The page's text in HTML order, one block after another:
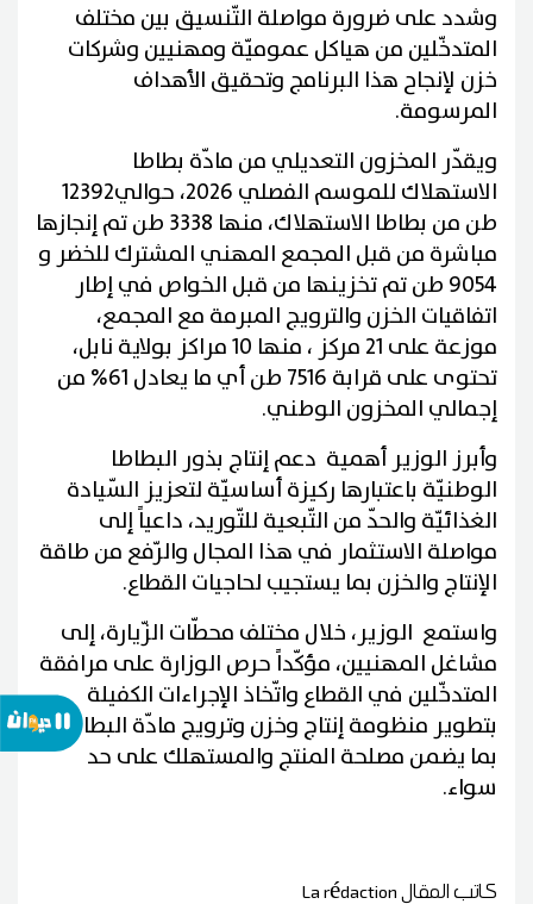
وشدد على ضرورة مواصلة التّنسيق بين مختلف
المتدخّلين من هياكل عموميّة ومهنيين وشركات
خزن لإنجاح هذا البرنامج وتحقيق الأهداف
المرسومة.
ويقدّر المخزون التعديلي من مادّة بطاطا
الاستهلاك للموسم الفصلي 2026، حوالي12392
طن من بطاطا الاستهلاك، منها 3338 طن تم إنجازها
مباشرة من قبل المجمع المهني المشترك للخضر و
9054 طن تم تخزينها من قبل الخواص في إطار
اتفاقيات الخزن والترويج المبرمة مع المجمع،
موزعة على 21 مركز ، منها 10 مراكز بولاية نابل،
تحتوى على قرابة 7516 طن أي ما يعادل 61% من
إجمالي المخزون الوطني.
وأبرز الوزير أهمية دعم إنتاج بذور البطاطا
الوطنيّة باعتبارها ركيزة أساسيّة لتعزيز السّيادة
الغذائيّة والحدّ من التّبعية للتّوريد، داعياً إلى
مواصلة الاستثمار في هذا المجال والرّفع من طاقة
الإنتاج والخزن بما يستجيب لحاجيات القطاع.
واستمع الوزير، خلال مختلف محطّات الزّيارة، إلى
مشاغل المهنيين، مؤكّداً حرص الوزارة على مرافقة
المتدخّلين في القطاع واتّخاذ الإجراءات الكفيلة
بتطوير منظومة إنتاج وخزن وترويج مادّة البطاطا،
بما يضمن مصلحة المنتج والمستهلك على حد
سواء.
كاتب المقالLa rédaction